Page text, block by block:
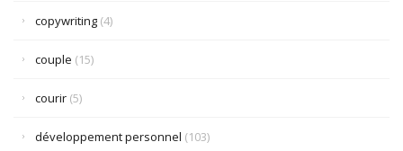
copywriting (4)
couple (15)
courir (5)
développement personnel (103)